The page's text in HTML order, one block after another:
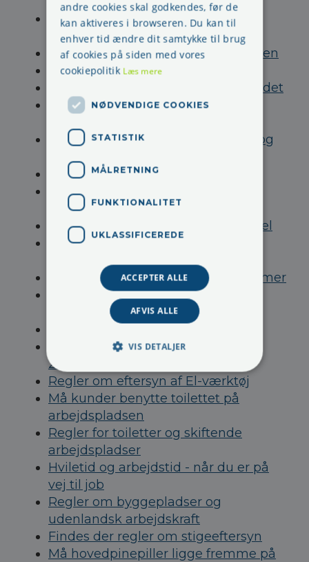
Skal man have løn/vederlag som
AMO-repræsentant
Hvornår må man bade i arbejdstiden
Frivillige og arbejdsmiljø
Når du rejser tjenesterejser i udlandet
Straf for at overtræde
Deltagelse på arbejdsmiljøkurser og
Rejsetid og tjenesterejser
Hvem kan vælges som
arbejdsmiljørepræsentant
Arbejdsmiljørepræsentant og barsel
Hvornår skal man gennemføre
Den maksimale arbejdstid er 48 timer
Har jeg ret til pause i løbet af en
arbejdsdag
EU dom om hvile og arbejdstid fra
2003
Regler om eftersyn af El-værktøj
Må kunder benytte toilettet på
arbejdspladsen
Regler for toiletter og skiftende
arbejdspladser
Hviletid og arbejdstid - når du er på
vej til job
Regler om byggepladser og
udenlandsk arbejdskraft
Findes der regler om stigeeftersyn
Må hovedpinepiller ligge fremme på
andre cookies skal godkendes, før de
kan aktiveres i browseren. Du kan til
enhver tid ændre dit samtykke til brug
af cookies på siden med vores
cookiepolitik Læs mere
NØDVENDIGE COOKIES
STATISTIK
MÅLRETNING
FUNKTIONALITET
UKLASSIFICEREDE
ACCEPTER ALLE
AFVIS ALLE
VIS DETALJER